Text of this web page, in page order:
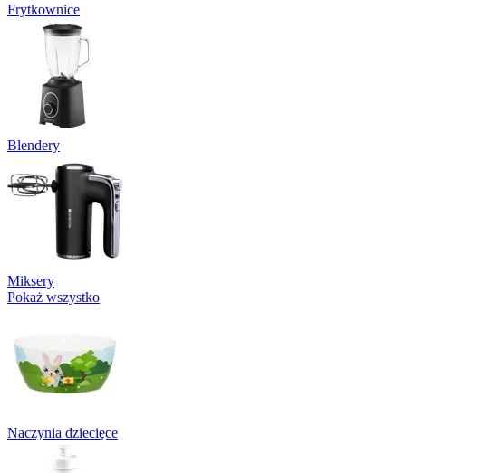
Frytkownice
Blendery
Miksery
Pokaż wszystko
Naczynia dziecięce